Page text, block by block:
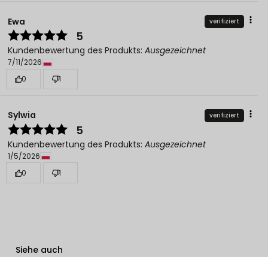
Ewa verifiziert
5
Kundenbewertung des Produkts: Ausgezeichnet
7/11/2026
0
1
Sylwia verifiziert
5
Kundenbewertung des Produkts: Ausgezeichnet
1/5/2026
0
1
Siehe auch